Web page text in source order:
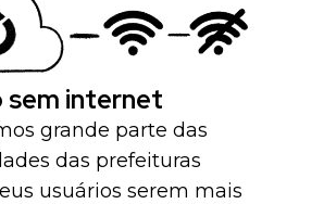
sem internet
grande parte das
das prefeituras
usuários serem mais